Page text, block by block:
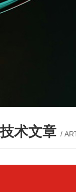
技术文章 /